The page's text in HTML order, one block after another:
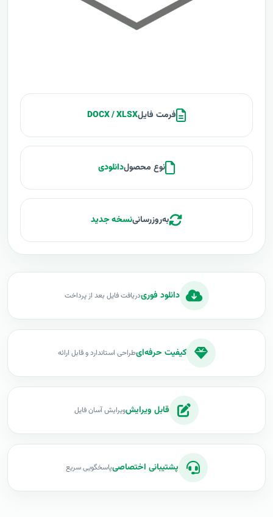
فرمت فایلDOCX / XLSX
نوع محصولدانلودی
به‌روزرسانینسخه جدید
دانلود فوریدریافت فایل بعد از پرداخت
کیفیت حرفه‌ایطراحی استاندارد و قابل ارائه
قابل ویرایشویرایش آسان فایل
پشتیبانی اختصاصیپاسخگویی سریع